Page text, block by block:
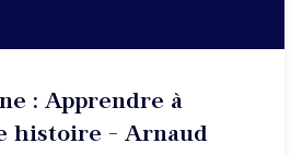
où que vous soyez !
: Apprendre à
histoire - Arnaud